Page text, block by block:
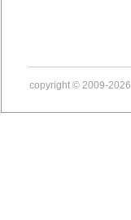
copyright © 2009-2026